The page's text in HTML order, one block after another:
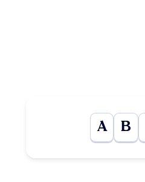
A B